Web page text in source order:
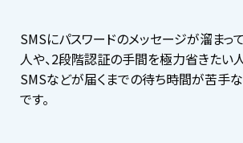
SMSにパスワードのメッセージが溜まっ
人や、2段階認証の手間を極力省きたい
SMSなどが届くまでの待ち時間が苦手
です。